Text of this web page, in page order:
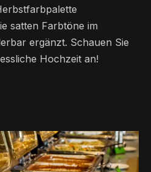
satten Farbtöne im
ergänzt. Schauen Sie
Hochzeit an!